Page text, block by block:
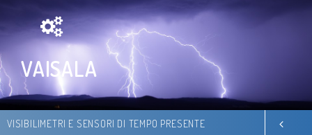
VAISALA
VISIBILIMETRI E SENSORI DI TEMPO PRESENTE